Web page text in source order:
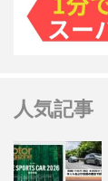
人気記事